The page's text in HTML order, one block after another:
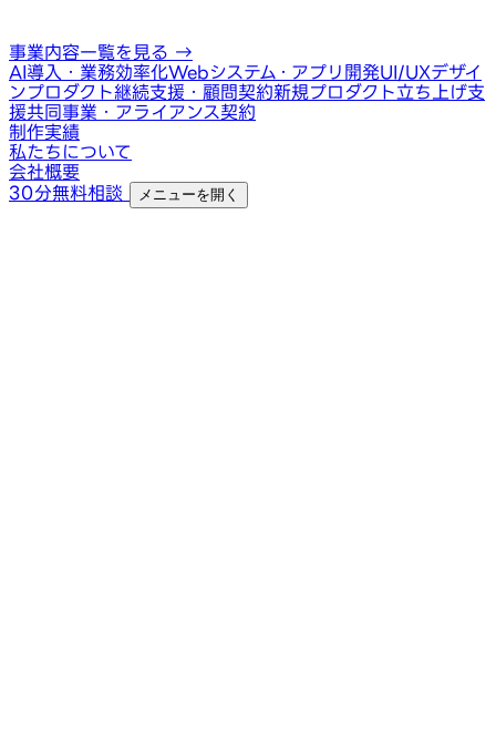
事業内容一覧を見る →
AI導入・業務効率化Webシステム・アプリ開発UI/UXデザイ
ンプロダクト継続支援・顧問契約新規プロダクト立ち上げ支
援共同事業・アライアンス契約
制作実績
私たちについて
会社概要
30分無料相談
メニューを開く